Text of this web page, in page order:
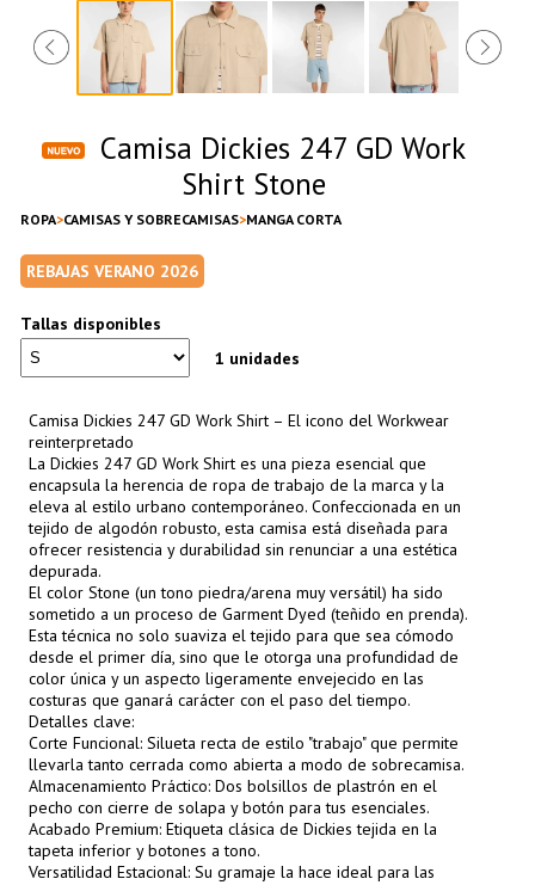
Camisa Dickies 247 GD Work
Shirt Stone
ROPA CAMISAS Y SOBRECAMISAS MANGA CORTA
REBAJAS VERANO 2026
Tallas disponibles
1 unidades
Camisa Dickies 247 GD Work Shirt – El icono del Workwear
reinterpretado
La Dickies 247 GD Work Shirt es una pieza esencial que
encapsula la herencia de ropa de trabajo de la marca y la
eleva al estilo urbano contemporáneo. Confeccionada en un
tejido de algodón robusto, esta camisa está diseñada para
ofrecer resistencia y durabilidad sin renunciar a una estética
depurada.
El color Stone (un tono piedra/arena muy versátil) ha sido
sometido a un proceso de Garment Dyed (teñido en prenda).
Esta técnica no solo suaviza el tejido para que sea cómodo
desde el primer día, sino que le otorga una profundidad de
color única y un aspecto ligeramente envejecido en las
costuras que ganará carácter con el paso del tiempo.
Detalles clave:
Corte Funcional: Silueta recta de estilo "trabajo" que permite
llevarla tanto cerrada como abierta a modo de sobrecamisa.
Almacenamiento Práctico: Dos bolsillos de plastrón en el
pecho con cierre de solapa y botón para tus esenciales.
Acabado Premium: Etiqueta clásica de Dickies tejida en la
tapeta inferior y botones a tono.
Versatilidad Estacional: Su gramaje la hace ideal para las